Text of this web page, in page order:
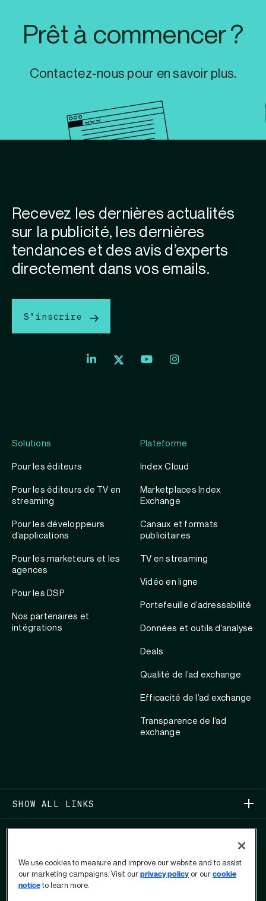
Prêt à commencer ?
Contactez-nous pour en savoir plus.
Solutions
Pour les éditeurs
Pour les éditeurs de TV en
streaming
Pour les développeurs
d’applications
Pour les marketeurs et les
agences
Pour les DSP
Nos partenaires et
intégrations
Plateforme
Index Cloud
Marketplaces Index
Exchange
Canaux et formats
publicitaires
TV en streaming
Vidéo en ligne
Portefeuille d’adressabilité
Données et outils d’analyse
Deals
Qualité de l’ad exchange
Efficacité de l’ad exchange
Transparence de l’ad
exchange
SHOW ALL LINKS
Recevez les dernières actualités
sur la publicité, les dernières
tendances et des avis d’experts
directement dans vos emails.
S’inscrire
We use cookies to measure and improve our website and to assist
our marketing campaigns. Visit our privacy policy or ourcookie
noticeto learn more.